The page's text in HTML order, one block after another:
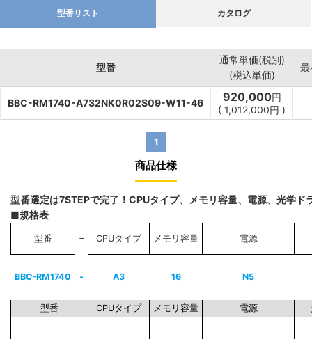
型番リスト カタログ
型番
通常単価(税別)
(税込単価)
最
BBC-RM1740-A732NK0R02S09-W11-46 920,000円
( 1,012,000円 )
1
商品仕様
型番選定は7STEPで完了！CPUタイプ、メモリ容量、電源、光学
■規格表
型番 − CPUタイプ メモリ容量 電源
BBC-RM1740 - A3 16 N5
型番 CPUタイプ メモリ容量 電源